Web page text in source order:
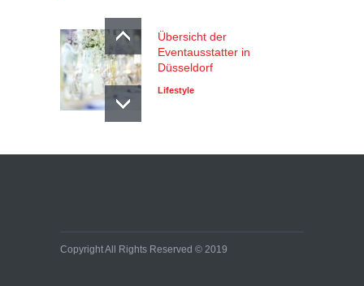
Übersicht der
Eventausstatter in
Düsseldorf
Lifestyle
Copyright All Rights Reserved © 2019